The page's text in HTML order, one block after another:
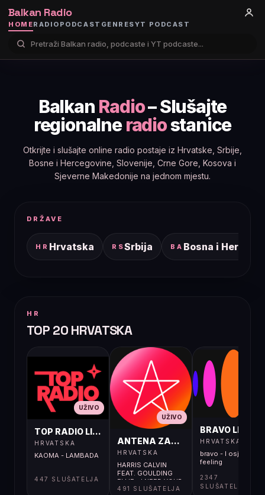
Balkan Radio
HOMERADIO PODCAST GENRESYT PODCAST
Balkan Radio– Slušajte
regionalneradiostanice
Otkrijte i slušajte online radio postaje iz Hrvatske, Srbije,
Bosne i Hercegovine, Slovenije, Crne Gore, Kosova i
Sjeverne Makedonije na jednom mjestu.
DRŽAVE
HR Hrvatska RSSrbija BA Bosna i
HR
TOP 20 HRVATSKA
UŽIVO
TOP RADIO LIVE
HRVATSKA
KAOMA - LAMBADA
447 SLUŠATELJA
UŽIVO
ANTENA ZAGREB LIVE
HRVATSKA
HARRIS CALVIN
FEAT. GOULDING
ELLIE - I NEED YOUR
LOVE
491 SLUŠATELJA
BRAVO LIVE
HRVATSKA
bravo - I osjećaj i
feeling
2347
SLUŠATELJA